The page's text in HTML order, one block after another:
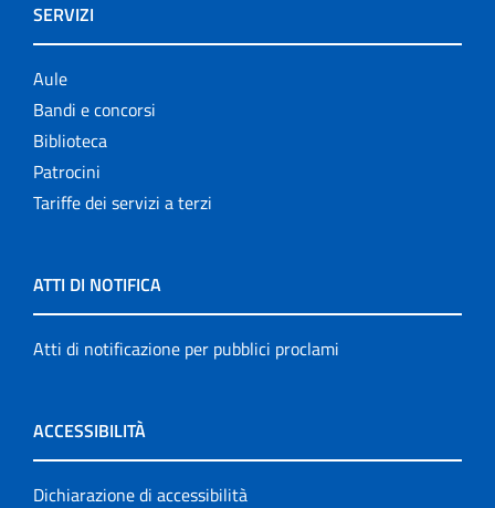
SERVIZI
Aule
Bandi e concorsi
Biblioteca
Patrocini
Tariffe dei servizi a terzi
ATTI DI NOTIFICA
Atti di notificazione per pubblici proclami
ACCESSIBILITÀ
Dichiarazione di accessibilità